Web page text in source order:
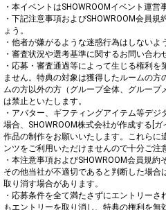
・本イベントはSHOWROOMイベント運営
・下記注意事項およびSHOWROOM会員
ょう。
・他者が嫌がるような迷惑行為はしないよ
・審査状況や選考基準に関するお問い合わ
・応募・審査通過等によって生じる権利
ません。特典の対象は獲得したルームの
ムの方以外の方（グループ全体、グループ
は禁止といたします。
・アバター、ギフティングアイテム等デ
場合、SHOWROOM株式会社が作成する[
作品の制作をお願いいたします。これらに
ンツをご利用いただけませんので十分ご注
・本注意事項およびSHOWROOM会員規
その他当社が不適切であると判断した場合
取り消す場合があります。
・応募条件を全て満たさずにエントリー
もエントリーを取り消し、特典の権利を無